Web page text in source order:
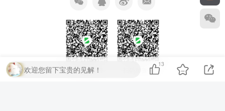
扫码加QQ群 扫码加微信
欢迎您留下宝贵的见解！
13